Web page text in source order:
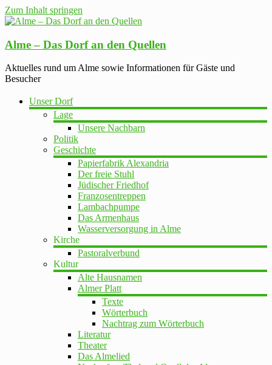
Zum Inhalt springen
Alme – Das Dorf an den Quellen
Aktuelles rund um Alme sowie Informationen für Gäste und
Besucher
Unser Dorf
Lage
Unsere Nachbarn
Politik
Geschichte
Papierfabrik Alexandria
Der freie Stuhl
Jüdischer Friedhof
Franzosentreppen
Lambachpumpe
Das Armenhaus
Wasserversorgung in Alme
Kirche
Pastoralverbund
Kultur
Alte Hausnamen
Almer Platt
Texte
Wörterbuch
Nachtrag zum Wörterbuch
Literatur
Theater
Das Almelied